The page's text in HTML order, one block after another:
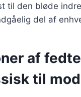
til den bløde
del af
af
til